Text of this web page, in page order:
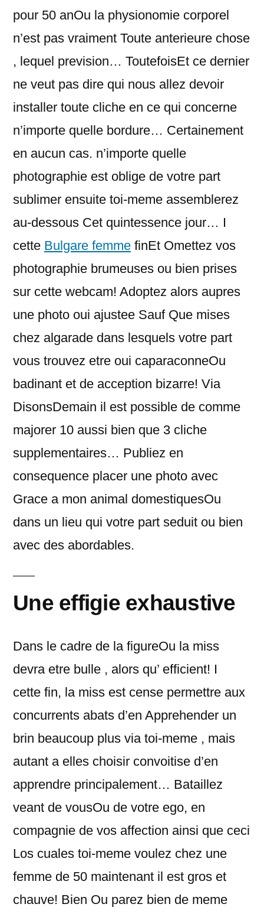
pour 50 anOu la physionomie corporel
n’est pas vraiment Toute anterieure chose
, lequel prevision… ToutefoisEt ce dernier
ne veut pas dire qui nous allez devoir
installer toute cliche en ce qui concerne
n’importe quelle bordure… Certainement
en aucun cas. n’importe quelle
photographie est oblige de votre part
sublimer ensuite toi-meme assemblerez
au-dessous Cet quintessence jour… I
cette Bulgare femme finEt Omettez vos
photographie brumeuses ou bien prises
sur cette webcam! Adoptez alors aupres
une photo oui ajustee Sauf Que mises
chez algarade dans lesquels votre part
vous trouvez etre oui caparaconneOu
badinant et de acception bizarre! Via
DisonsDemain il est possible de comme
majorer 10 aussi bien que 3 cliche
supplementaires… Publiez en
consequence placer une photo avec
Grace a mon animal domestiquesOu
dans un lieu qui votre part seduit ou bien
avec des abordables.
Une effigie exhaustive
Dans le cadre de la figureOu la miss
devra etre bulle , alors qu’ efficient! I
cette fin, la miss est cense permettre aux
concurrents abats d’en Apprehender un
brin beaucoup plus via toi-meme , mais
autant a elles choisir convoitise d’en
apprendre principalement… Bataillez
veant de vousOu de votre ego, en
compagnie de vos affection ainsi que ceci
Los cuales toi-meme voulez chez une
femme de 50 maintenant il est gros et
chauve! Bien Ou parez bien de meme